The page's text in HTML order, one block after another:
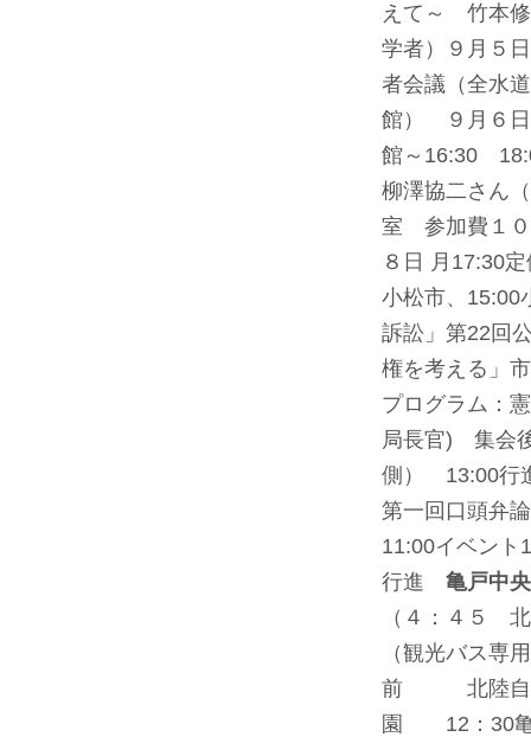
えて～ 竹本修
学者）
９月５
者会議（全水
館） ９月６
館～16:30
柳澤協二さん
室 参加費１０
８日 月17:30
小松市、15:00
訴訟」第22回
権を考える」
プログラム：
局長官) 集会
側） 13:00行
第一回口頭弁
11:00イベント
行進 亀戸中
（４：４５
（観光バス
前 北陸自
園 12：30亀